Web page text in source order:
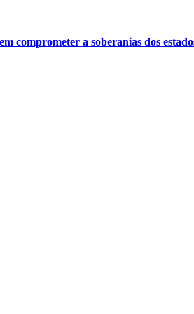
comprometer a soberanias dos